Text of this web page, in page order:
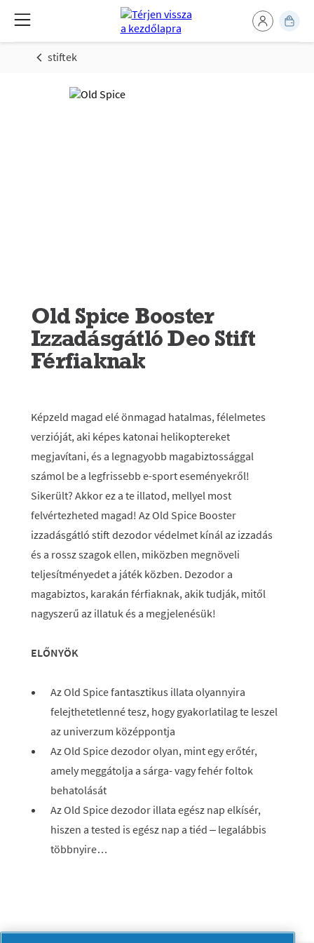
stiftek
Old Spice Booster
Izzadásgátló Deo Stift
Férfiaknak
Képzeld magad elé önmagad hatalmas, félelmetes
verzióját, aki képes katonai helikoptereket
megjavítani, és a legnagyobb magabiztossággal
számol be a legfrissebb e-sport eseményekről!
Sikerült? Akkor ez a te illatod, mellyel most
felvértezheted magad! Az Old Spice Booster
izzadásgátló stift dezodor védelmet kínál az izzadás
és a rossz szagok ellen, miközben megnöveli
teljesítményedet a játék közben. Dezodor a
magabiztos, karakán férfiaknak, akik tudják, mitől
nagyszerű az illatuk és a megjelenésük!
ELŐNYÖK
Az Old Spice fantasztikus illata olyannyira
felejthetetlenné tesz, hogy gyakorlatilag te leszel
az univerzum középpontja
Az Old Spice dezodor olyan, mint egy erőtér,
amely meggátolja a sárga- vagy fehér foltok
behatolását
Az Old Spice dezodor illata egész nap elkísér,
hiszen a tested is egész nap a tiéd – legalábbis
többnyire…